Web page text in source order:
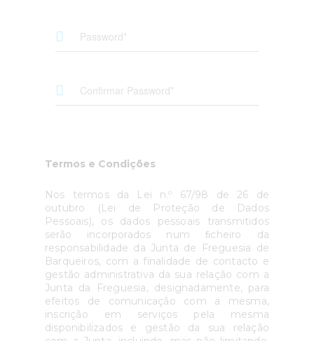
Termos e Condições
Nos termos da Lei n.º 67/98 de 26 de
outubro (Lei de Proteção de Dados
Pessoais), os dados pessoais transmitidos
serão incorporados num ﬁcheiro da
responsabilidade da Junta de Freguesia de
Barqueiros, com a finalidade de contacto e
gestão administrativa da sua relação com a
Junta da Freguesia, designadamente, para
efeitos de comunicação com a mesma,
inscrição em serviços pela mesma
disponibilizados e gestão da sua relação